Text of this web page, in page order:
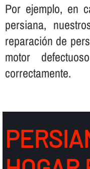
Por ejemplo, en
persiana,
reparación de
motor
correctamente.